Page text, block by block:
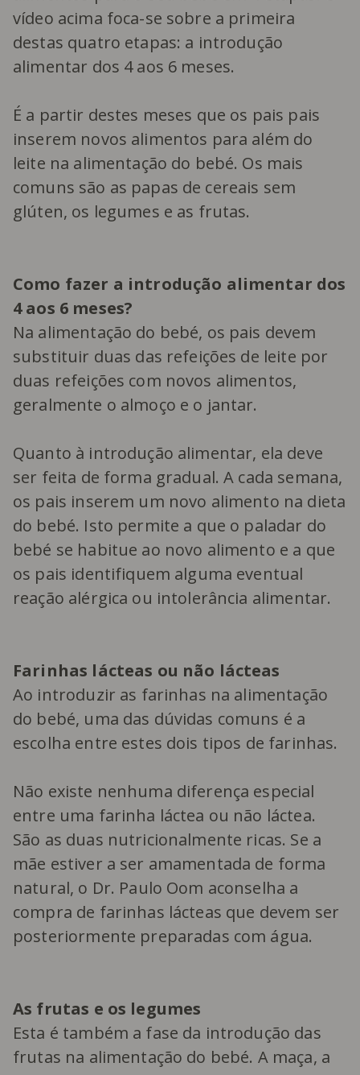
vídeo acima foca-se sobre a primeira
destas quatro etapas: a introdução
alimentar dos 4 aos 6 meses.
É a partir destes meses que os pais pais
inserem novos alimentos para além do
leite na alimentação do bebé. Os mais
comuns são as papas de cereais sem
glúten, os legumes e as frutas.
Como fazer a introdução alimentar dos
4 aos 6 meses?
Na alimentação do bebé, os pais devem
substituir duas das refeições de leite por
duas refeições com novos alimentos,
geralmente o almoço e o jantar.
Quanto à introdução alimentar, ela deve
ser feita de forma gradual. A cada semana,
os pais inserem um novo alimento na dieta
do bebé. Isto permite a que o paladar do
bebé se habitue ao novo alimento e a que
os pais identifiquem alguma eventual
reação alérgica ou intolerância alimentar.
Farinhas lácteas ou não lácteas
Ao introduzir as farinhas na alimentação
do bebé, uma das dúvidas comuns é a
escolha entre estes dois tipos de farinhas.
Não existe nenhuma diferença especial
entre uma farinha láctea ou não láctea.
São as duas nutricionalmente ricas. Se a
mãe estiver a ser amamentada de forma
natural, o Dr. Paulo Oom aconselha a
compra de farinhas lácteas que devem ser
posteriormente preparadas com água.
As frutas e os legumes
Esta é também a fase da introdução das
frutas na alimentação do bebé. A maça, a